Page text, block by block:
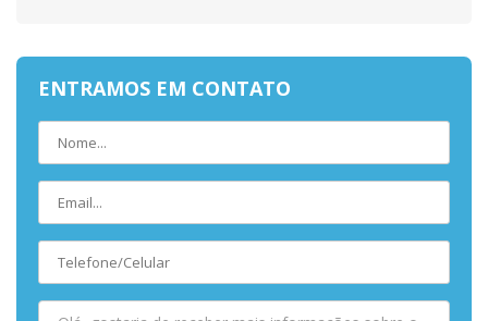
ENTRAMOS EM CONTATO